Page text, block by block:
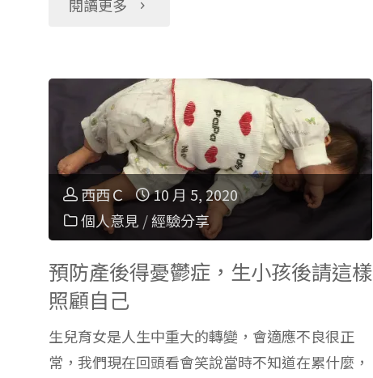
推
薦"
閱讀更多
Ｃ
Ｐ
值
超
高
月
子
西西Ｃ
10 月 5, 2020
個人意見 /經驗分享
預防產後得憂鬱症，生小孩後請這樣
照顧自己
生兒育女是人生中重大的轉變，會適應不良很正
常，我們現在回頭看會笑說當時不知道在累什麼，